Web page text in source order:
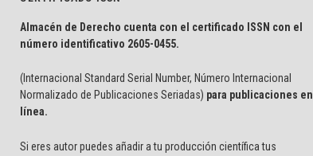
Almacén de Derecho cuenta con el certificado ISSN con el
número identificativo 2605-0455.
(Internacional Standard Serial Number, Número Internacional
Normalizado de Publicaciones Seriadas) para publicaciones en
línea.
Si eres autor puedes añadir a tu producción científica tus